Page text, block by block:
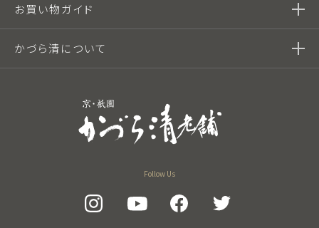
Follow Us
お買い物ガイド
かづら清について